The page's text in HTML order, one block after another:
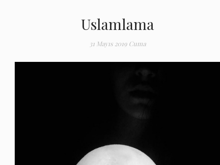
Uslamlama
31 Mayıs 2019 Cuma